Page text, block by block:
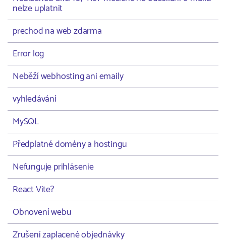
nelze uplatnit
prechod na web zdarma
Error log
Neběží webhosting ani emaily
vyhledávání
MySQL
Předplatné domény a hostingu
Nefunguje prihlásenie
React Vite?
Obnovení webu
Zrušení zaplacené objednávky